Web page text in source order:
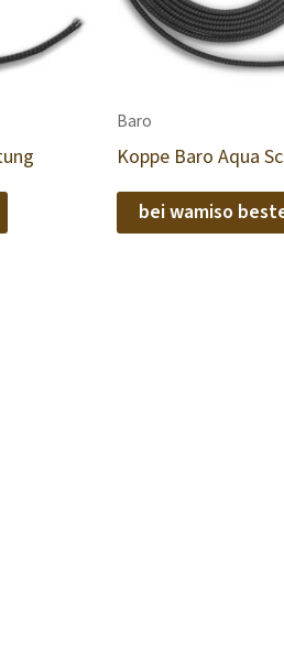
Baro
Koppe Baro Aqua
bei wamiso